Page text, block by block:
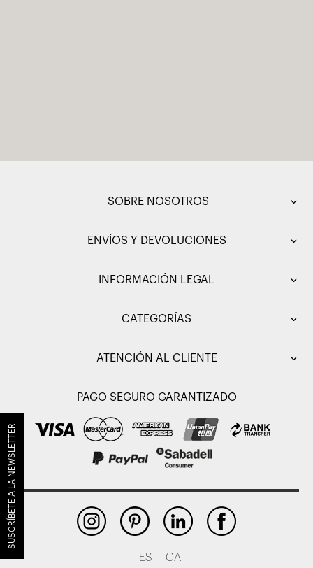
SOBRE NOSOTROS
ENVÍOS Y DEVOLUCIONES
INFORMACIÓN LEGAL
CATEGORÍAS
ATENCIÓN AL CLIENTE
PAGO SEGURO GARANTIZADO
SUSCRÍBETE A LA NEWSLETTER
ES CA